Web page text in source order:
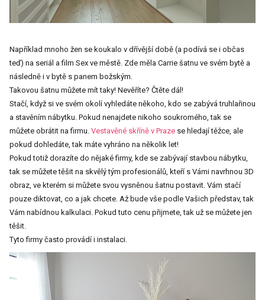
Například mnoho žen se koukalo v dřívější době (a podívá se i občas
teď) na seriál a film Sex ve městě. Zde měla Carrie šatnu ve svém bytě a
následně i v bytě s panem božským.
Takovou šatnu můžete mít taky! Nevěříte? Čtěte dál!
Stačí, když si ve svém okolí vyhledáte někoho, kdo se zabývá truhlařinou
a stavěním nábytku. Pokud nenajdete nikoho soukromého, tak se
můžete obrátit na firmu. Vestavěné skříně v Prazese hledají těžce, ale
pokud dohledáte, tak máte vyhráno na několik let!
Pokud totiž dorazíte do nějaké firmy, kde se zabývají stavbou nábytku,
tak se můžete těšit na skvělý tým profesionálů, kteří s Vámi navrhnou 3D
obraz, ve kterém si můžete svou vysněnou šatnu postavit. Vám stačí
pouze diktovat, co a jak chcete. Až bude vše podle Vašich představ, tak
Vám nabídnou kalkulaci. Pokud tuto cenu přijmete, tak už se můžete jen
těšit.
Tyto firmy často provádí i instalaci.